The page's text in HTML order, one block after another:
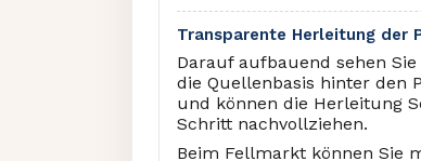
Transparente Herleitung der
Darauf aufbauend sehen
die Quellenbasis hinter den
und können die Herleitung
Schritt nachvollziehen.
Beim Fellmarkt können Sie